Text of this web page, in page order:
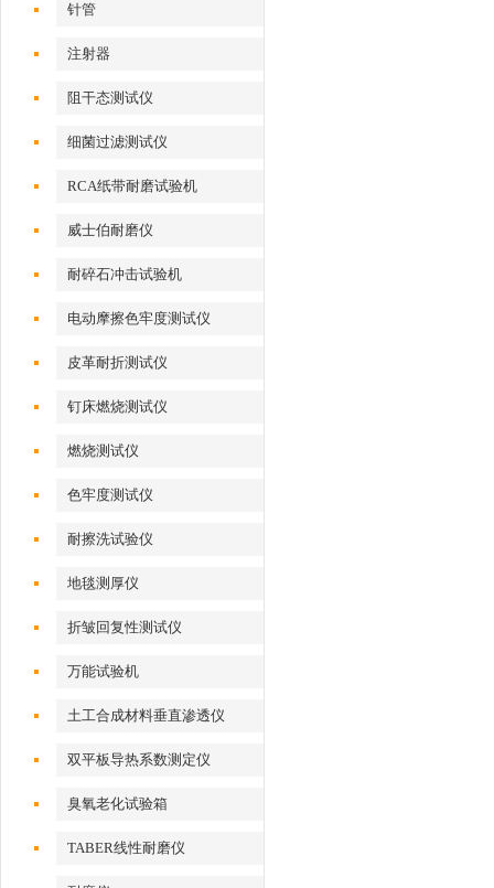
针管
注射器
阻干态测试仪
细菌过滤测试仪
RCA纸带耐磨试验机
威士伯耐磨仪
耐碎石冲击试验机
电动摩擦色牢度测试仪
皮革耐折测试仪
钉床燃烧测试仪
燃烧测试仪
色牢度测试仪
耐擦洗试验仪
地毯测厚仪
折皱回复性测试仪
万能试验机
土工合成材料垂直渗透仪
双平板导热系数测定仪
臭氧老化试验箱
TABER线性耐磨仪